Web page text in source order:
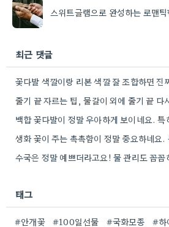
스위트글램으로 완성하는 로맨
최근 댓글
꽃다발 색깔이랑 리본 색깔 잘 조합하면 진
태그
#안개꽃 #100일선물 #국화모종 #하